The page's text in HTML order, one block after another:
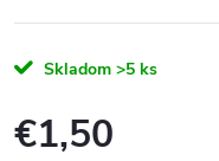
Skladom >5 ks
€1,50